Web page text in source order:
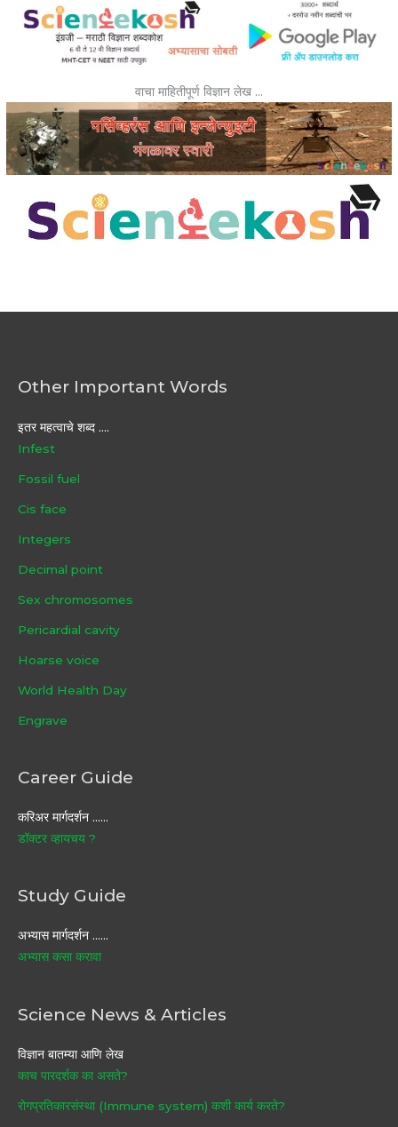
वाचा माहितीपूर्ण विज्ञान लेख …
Other Important Words
इतर महत्वाचे शब्द ....
Infest
Fossil fuel
Cis face
Integers
Decimal point
Sex chromosomes
Pericardial cavity
Hoarse voice
World Health Day
Engrave
Career Guide
करिअर मार्गदर्शन ……
डॉक्टर व्हायचय ?
Study Guide
अभ्यास मार्गदर्शन ……
अभ्यास कसा करावा
Science News & Articles
विज्ञान बातम्या आणि लेख
काच पारदर्शक का असते?
रोगप्रतिकारसंस्था (Immune system) कशी कार्य करते?